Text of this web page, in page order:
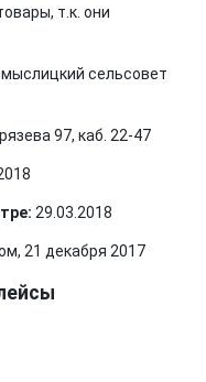
т.к. они
сельсовет
97, каб. 22-47
29.03.2018
21 декабря 2017